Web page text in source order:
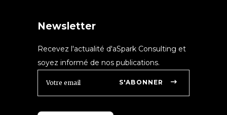
Newsletter
Recevez l'actualité d'aSpark Consulting et
soyez informé de nos publications.
S'ABONNER